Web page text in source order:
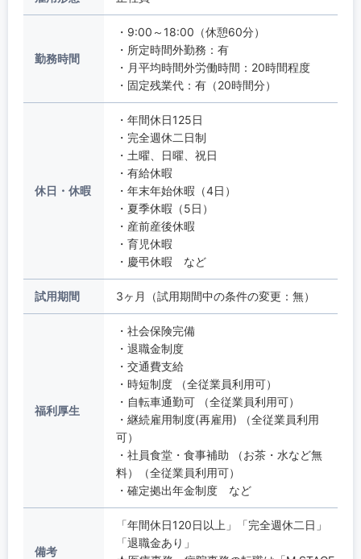
勤務時間
・9:00～18:00（休憩60分）
・所定時間外勤務：有
・月平均時間外労働時間：20時間程度
・固定残業代：有（20時間分）
休日・休暇
・年間休日125日
・完全週休二日制
・土曜、日曜、祝日
・有給休暇
・年末年始休暇（4日）
・夏季休暇（5日）
・産前産後休暇
・育児休暇
・慶弔休暇 など
試用期間 3ヶ月（試用期間中の条件の変更：無）
福利厚生
・社会保険完備
・退職金制度
・交通費支給
・時短制度 （全従業員利用可）
・自転車通勤可 （全従業員利用可）
・継続雇用制度(再雇用) （全従業員利用
可）
・社員食堂・食事補助 （お茶・水など無
料）（全従業員利用可）
・確定拠出年金制度 など
備考
「年間休日120日以上」「完全週休二日」
「退職金あり」